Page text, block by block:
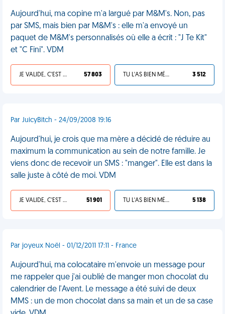
Aujourd'hui, ma copine m'a largué par M&M's. Non, pas
par SMS, mais bien par M&M's : elle m'a envoyé un
paquet de M&M's personnalisés où elle a écrit : "J Te Kit"
et "C Fini". VDM
JE VALIDE, C'EST UNE VDM 57 803 TU L'AS BIEN MÉRITÉ 3 512
Par JuicyBitch - 24/09/2008 19:16
Aujourd'hui, je crois que ma mère a décidé de réduire au
maximum la communication au sein de notre famille. Je
viens donc de recevoir un SMS : "manger". Elle est dans la
salle juste à côté de moi. VDM
JE VALIDE, C'EST UNE VDM 51 901 TU L'AS BIEN MÉRITÉ 5 138
Par joyeux Noël - 01/12/2011 17:11 - France
Aujourd'hui, ma colocataire m'envoie un message pour
me rappeler que j'ai oublié de manger mon chocolat du
calendrier de l'Avent. Le message a été suivi de deux
MMS : un de mon chocolat dans sa main et un de sa case